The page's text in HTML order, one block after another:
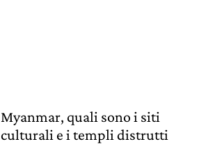
Myanmar, quali sono i siti
culturali e i templi distrutti